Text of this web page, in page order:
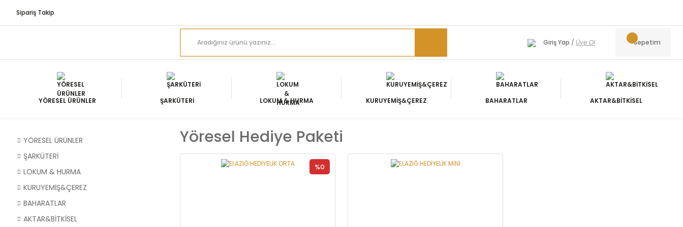
Sipariş Takip
Giriş Yap / Üye Ol Sepetim
YÖRESEL ÜRÜNLER ŞARKÜTERİ LOKUM & HURMA KURUYEMİŞ&ÇEREZ BAHARATLAR AKTAR&BİTKİSEL
YÖRESEL ÜRÜNLER
ŞARKÜTERİ
LOKUM & HURMA
KURUYEMİŞ&ÇEREZ
BAHARATLAR
AKTAR&BİTKİSEL
Yöresel Hediye Paketi
%0